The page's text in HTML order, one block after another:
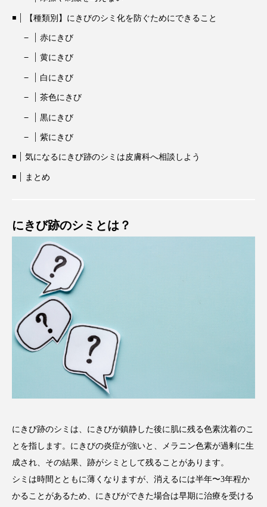
【種類別】にきびのシミ化を防ぐためにできること
赤にきび
黄にきび
白にきび
茶色にきび
黒にきび
紫にきび
気になるにきび跡のシミは皮膚科へ相談しよう
まとめ
にきび跡のシミとは？
にきび跡のシミは、にきびが鎮静した後に肌に残る色素沈着のこ
とを指します。にきびの炎症が強いと、メラニン色素が過剰に生
成され、その結果、跡がシミとして残ることがあります。
シミは時間とともに薄くなりますが、消えるには半年〜3年程か
かることがあるため、にきびができた場合は早期に治療を受ける